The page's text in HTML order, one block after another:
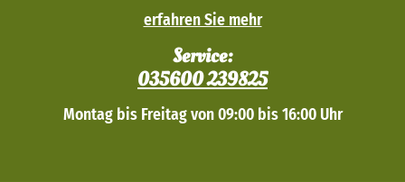
erfahren Sie mehr
Service:
035600 239825
Montag bis Freitag von 09:00 bis 16:00 Uhr